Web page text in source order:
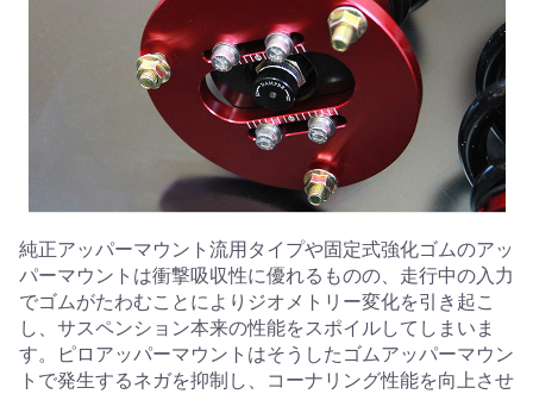
純正アッパーマウント流用タイプや固定式強化ゴムのアッ
パーマウントは衝撃吸収性に優れるものの、走行中の入力
でゴムがたわむことによりジオメトリー変化を引き起こ
し、サスペンション本来の性能をスポイルしてしまいま
す。ピロアッパーマウントはそうしたゴムアッパーマウン
トで発生するネガを抑制し、コーナリング性能を向上させ